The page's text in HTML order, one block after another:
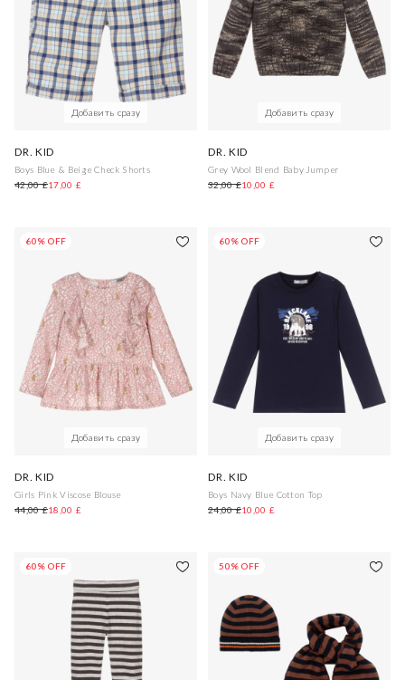
Добавить сразу
DR. KID
Boys Blue & Beige Check Shorts
42,00 £17,00 £
Добавить сразу
DR. KID
Grey Wool Blend Baby Jumper
32,00 £10,00 £
60% OFF
Добавить сразу
DR. KID
Girls Pink Viscose Blouse
44,00 £18,00 £
60% OFF
Добавить сразу
DR. KID
Boys Navy Blue Cotton Top
24,00 £10,00 £
60% OFF 50% OFF